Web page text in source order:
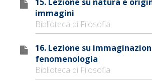
immagini
Biblioteca di Filosofia
16. Lezione su
fenomenologia
Biblioteca di Filosofia